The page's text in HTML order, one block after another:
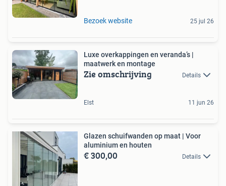
Bezoek website 25 jul 26
Luxe overkappingen en veranda’s |
maatwerk en montage
Zie omschrijving Details
Elst 11 jun 26
Glazen schuifwanden op maat | Voor
aluminium en houten
€ 300,00 Details